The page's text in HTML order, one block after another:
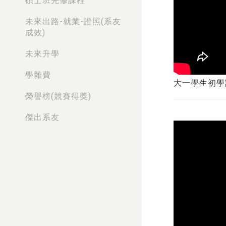
未來出路-就業-證照(系友
成效)
未來升學
學雜費
榮譽榜(競賽得獎)
傑出系友
大一學生初